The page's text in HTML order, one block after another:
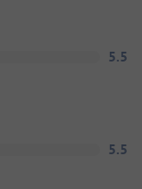
5.5
5.5